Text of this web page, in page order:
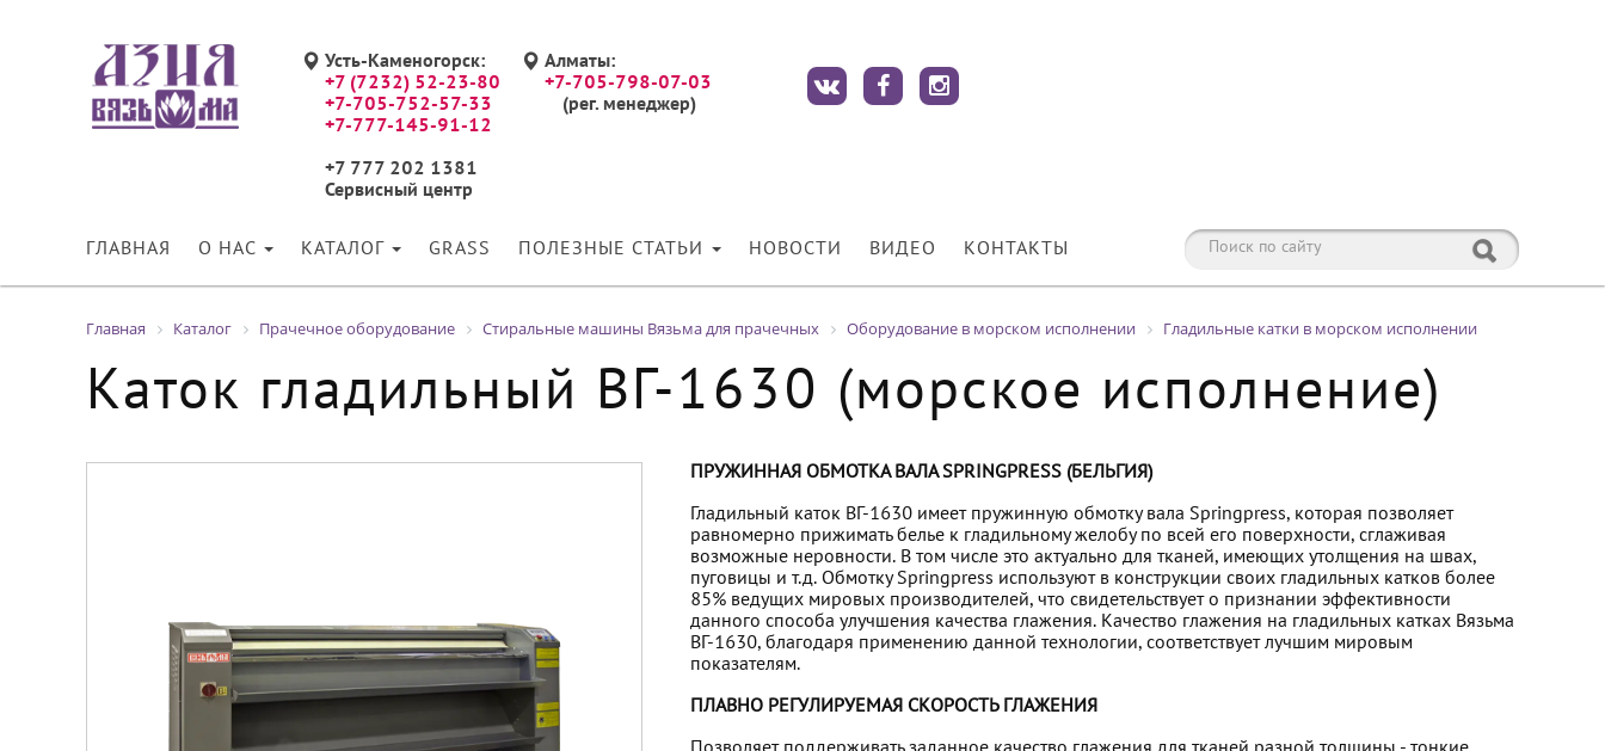
Усть-Каменогорск:
+7 (7232) 52-23-80
+7-705-752-57-33
+7-777-145-91-12
+7 777 202 1381
Сервисный центр
Алматы:
+7-705-798-07-03
(рег. менеджер)
ГЛАВНАЯ О НАС КАТАЛОГ GRASS ПОЛЕЗНЫЕ СТАТЬИ НОВОСТИ ВИДЕО КОНТАКТЫ
Главная Каталог Прачечное оборудование Стиральные машины Вязьма для прачечных Оборудование в морском исполнении Гладильные катки в морском исполнении
Каток гладильный ВГ-1630 (морское исполнение)
ПРУЖИННАЯ ОБМОТКА ВАЛА SPRINGPRESS (БЕЛЬГИЯ)
Гладильный каток ВГ-1630 имеет пружинную обмотку вала Springpress, которая позволяет
равномерно прижимать белье к гладильному желобу по всей его поверхности, сглаживая
возможные неровности. В том числе это актуально для тканей, имеющих утолщения на швах,
пуговицы и т.д. Обмотку Springpress используют в конструкции своих гладильных катков более
85% ведущих мировых производителей, что свидетельствует о признании эффективности
данного способа улучшения качества глажения. Качество глажения на гладильных катках Вязьма
ВГ-1630, благодаря применению данной технологии, соответствует лучшим мировым
показателям.
ПЛАВНО РЕГУЛИРУЕМАЯ СКОРОСТЬ ГЛАЖЕНИЯ